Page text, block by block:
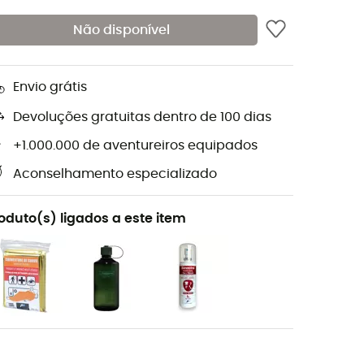
Não disponível
Envio grátis
Devoluções gratuitas dentro de 100 dias
+1.000.000 de aventureiros equipados
Aconselhamento especializado
ligados a este item